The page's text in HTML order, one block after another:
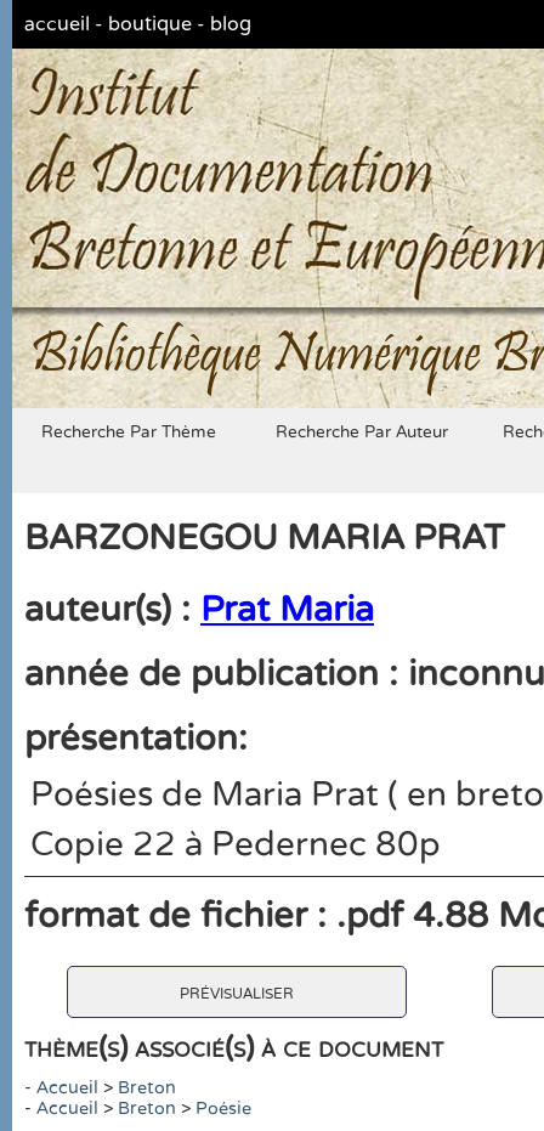
accueil - boutique - blog
Bibliothèque Numérique
Recherche Par Thème Recherche Par Auteur
BARZONEGOU MARIA PRAT
auteur(s) : Prat Maria
année de publication :
présentation:
Poésies de Maria Prat ( en
Copie 22 à Pedernec 80p
format de fichier : .pdf 4.88
prévisualiser
thème(s) associé(s) à ce document
- Accueil > Breton
- Accueil > Breton > Poésie